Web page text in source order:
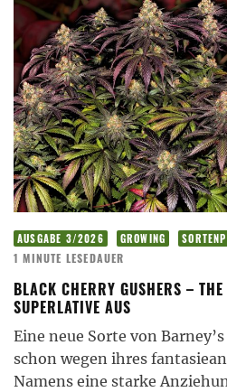
AUSGABE 3/2026 GROWING
1 MINUTE LESEDAUER
BLACK CHERRY GUSHERS –
SUPERLATIVE AUS
Eine neue Sorte von
schon wegen ihres
Namens eine starke